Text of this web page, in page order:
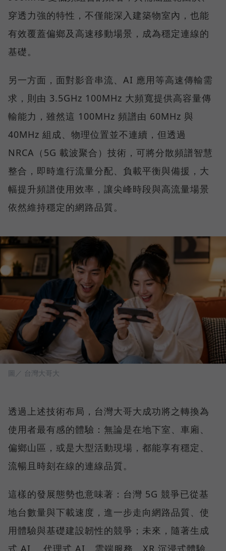
穿透力強的特性，不僅能深入建築物室內，也能
有效覆蓋偏鄉及高速移動場景，成為穩定連線的
基礎。
另一方面，面對影音串流、AI 應用等高速傳輸需
求，則由 3.5GHz 100MHz 大頻寬提供高容量傳
輸能力，雖然這 100MHz 頻譜由 60MHz 與
40MHz 組成、物理位置並不連續，但透過
NRCA（5G 載波聚合）技術，可將分散頻譜智慧
整合，即時進行流量分配、負載平衡與備援，大
幅提升頻譜使用效率，讓尖峰時段與高流量場景
依然維持穩定的網路品質。
圖／ 台灣大哥大
透過上述技術布局，台灣大哥大成功將之轉換為
使用者最有感的體驗：無論是在地下室、車廂、
偏鄉山區，或是大型活動現場，都能享有穩定、
流暢且時刻在線的連線品質。
這樣的發展態勢也意味著：台灣 5G 競爭已從基
地台數量與下載速度，進一步走向網路品質、使
用體驗與基礎建設韌性的競爭；未來，隨著生成
式 AI 、代理式 AI、雲端服務、XR 沉浸式體驗、